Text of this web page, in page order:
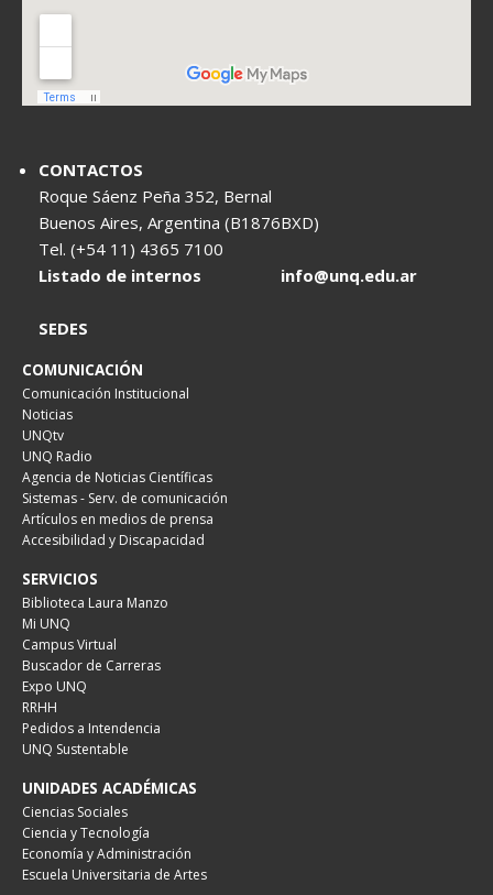
CONTACTOS
Roque Sáenz Peña 352, Bernal
Buenos Aires, Argentina (B1876BXD)
Tel. (+54 11) 4365 7100
Listado de internos
info@unq.edu.ar
SEDES
COMUNICACIÓN
Comunicación Institucional
Noticias
UNQtv
UNQ Radio
Agencia de Noticias Científicas
Sistemas - Serv. de comunicación
Artículos en medios de prensa
Accesibilidad y Discapacidad
SERVICIOS
Biblioteca Laura Manzo
Mi UNQ
Campus Virtual
Buscador de Carreras
Expo UNQ
RRHH
Pedidos a Intendencia
UNQ Sustentable
UNIDADES ACADÉMICAS
Ciencias Sociales
Ciencia y Tecnología
Economía y Administración
Escuela Universitaria de Artes